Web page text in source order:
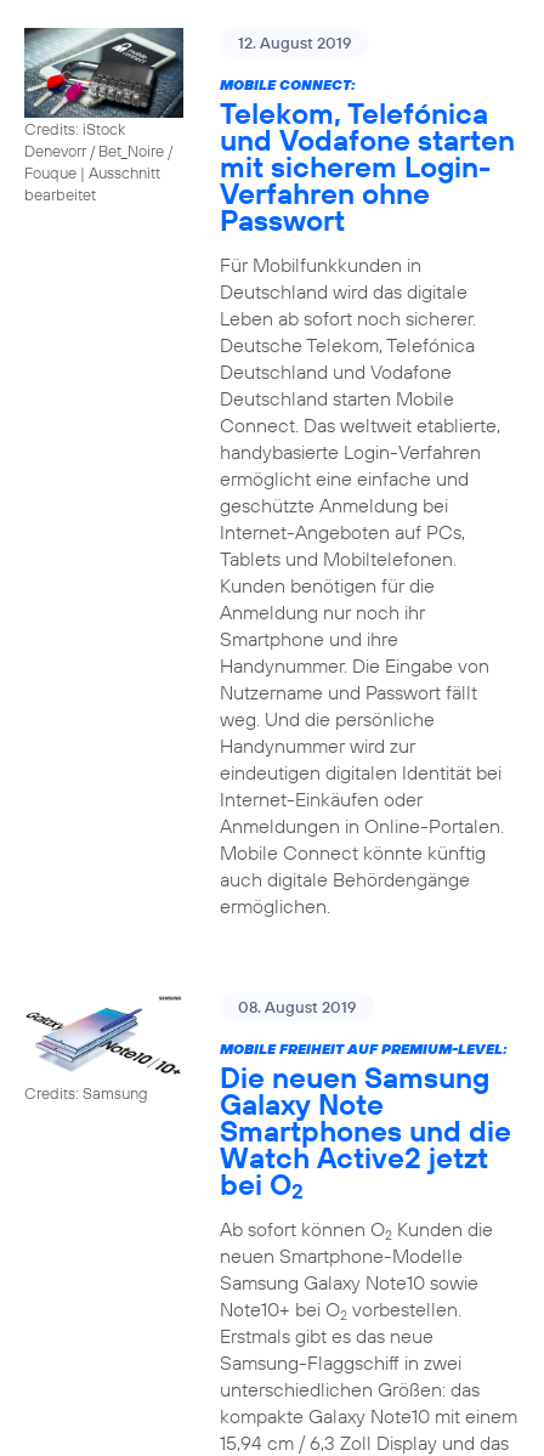
Credits: iStock
Denevorr / Bet_Noire /
Fouque | Ausschnitt
bearbeitet
12. August 2019
MOBILE CONNECT:
Telekom, Telefónica
und Vodafone starten
mit sicherem Login-
Verfahren ohne
Passwort
Für Mobilfunkkunden in
Deutschland wird das digitale
Leben ab sofort noch sicherer.
Deutsche Telekom, Telefónica
Deutschland und Vodafone
Deutschland starten Mobile
Connect. Das weltweit etablierte,
handybasierte Login-Verfahren
ermöglicht eine einfache und
geschützte Anmeldung bei
Internet-Angeboten auf PCs,
Tablets und Mobiltelefonen.
Kunden benötigen für die
Anmeldung nur noch ihr
Smartphone und ihre
Handynummer. Die Eingabe von
Nutzername und Passwort fällt
weg. Und die persönliche
Handynummer wird zur
eindeutigen digitalen Identität bei
Internet-Einkäufen oder
Anmeldungen in Online-Portalen.
Mobile Connect könnte künftig
auch digitale Behördengänge
ermöglichen.
Credits: Samsung
08. August 2019
MOBILE FREIHEIT AUF PREMIUM-LEVEL:
Die neuen Samsung
Galaxy Note
Smartphones und die
Watch Active2 jetzt
bei O2
Ab sofort können O2Kunden die
neuen Smartphone-Modelle
Samsung Galaxy Note10 sowie
Note10+ bei O2vorbestellen.
Erstmals gibt es das neue
Samsung-Flaggschiff in zwei
unterschiedlichen Größen: das
kompakte Galaxy Note10 mit einem
15,94 cm / 6,3 Zoll Display und das